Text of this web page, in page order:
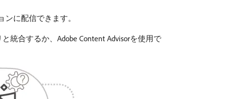
に配信できます。
統合するか、Adobe Content Advisorを使用で